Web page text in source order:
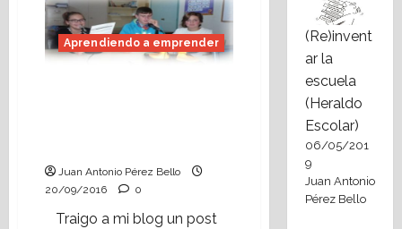
Mercado
de
cooperativas,
en
Zaragoza
Aprendiendo a emprender
Juan Antonio Pérez Bello
20/09/2016
0
Traigo a mi blog un post
(Re)invent
ar la
escuela
(Heraldo
Escolar)
06/05/201
9
Juan Antonio
Pérez Bello